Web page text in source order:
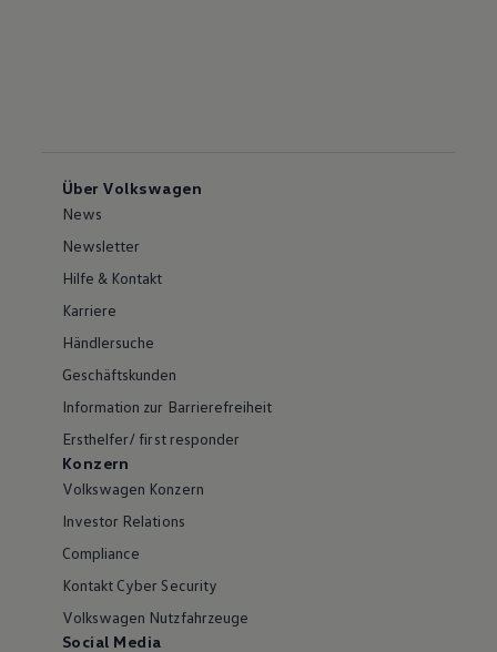
Über Volkswagen
News
Newsletter
Hilfe & Kontakt
Karriere
Händlersuche
Geschäftskunden
Information zur Barrierefreiheit
Ersthelfer/ first responder
Konzern
Volkswagen Konzern
Investor Relations
Compliance
Kontakt Cyber Security
Volkswagen Nutzfahrzeuge
Social Media